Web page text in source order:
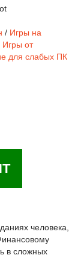
/ Игры на
Игры от
для слабых ПК
человека,
в сложных